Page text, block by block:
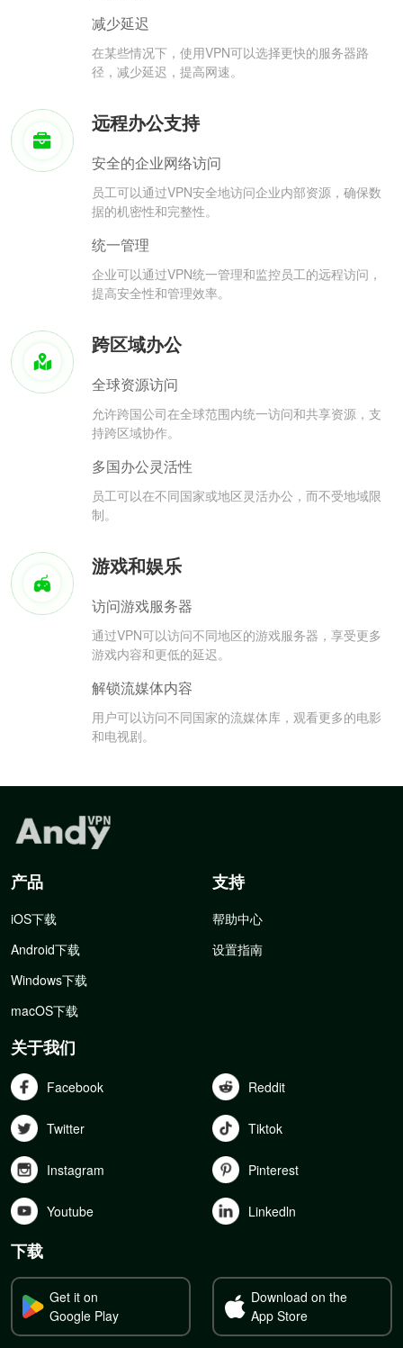
减少延迟
在某些情况下，使用VPN可以选择更快的服务器路
径，减少延迟，提高网速。
远程办公支持
安全的企业网络访问
员工可以通过VPN安全地访问企业内部资源，确保数
据的机密性和完整性。
统一管理
企业可以通过VPN统一管理和监控员工的远程访问，
提高安全性和管理效率。
跨区域办公
全球资源访问
允许跨国公司在全球范围内统一访问和共享资源，支
持跨区域协作。
多国办公灵活性
员工可以在不同国家或地区灵活办公，而不受地域限
制。
游戏和娱乐
访问游戏服务器
通过VPN可以访问不同地区的游戏服务器，享受更多
游戏内容和更低的延迟。
解锁流媒体内容
用户可以访问不同国家的流媒体库，观看更多的电影
和电视剧。
产品
iOS下载
Android下载
Windows下载
macOS下载
支持
帮助中心
设置指南
关于我们
Facebook Reddit
Twitter Tiktok
Instagram Pinterest
Youtube Linkedln
下载
Get it on
Google Play
Download on the
App Store